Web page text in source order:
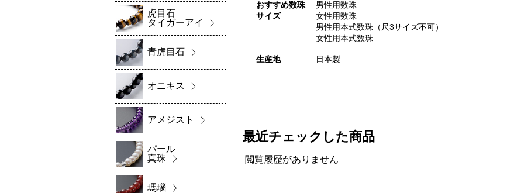
おすすめ数珠
サイズ
男性用数珠
女性用数珠
男性用本式数珠（尺3サイズ不可）
女性用本式数珠
生産地 日本製
最近チェックした商品
閲覧履歴がありません
虎目石
タイガーアイ
青虎目石
オニキス
アメジスト
パール
真珠
瑪瑙